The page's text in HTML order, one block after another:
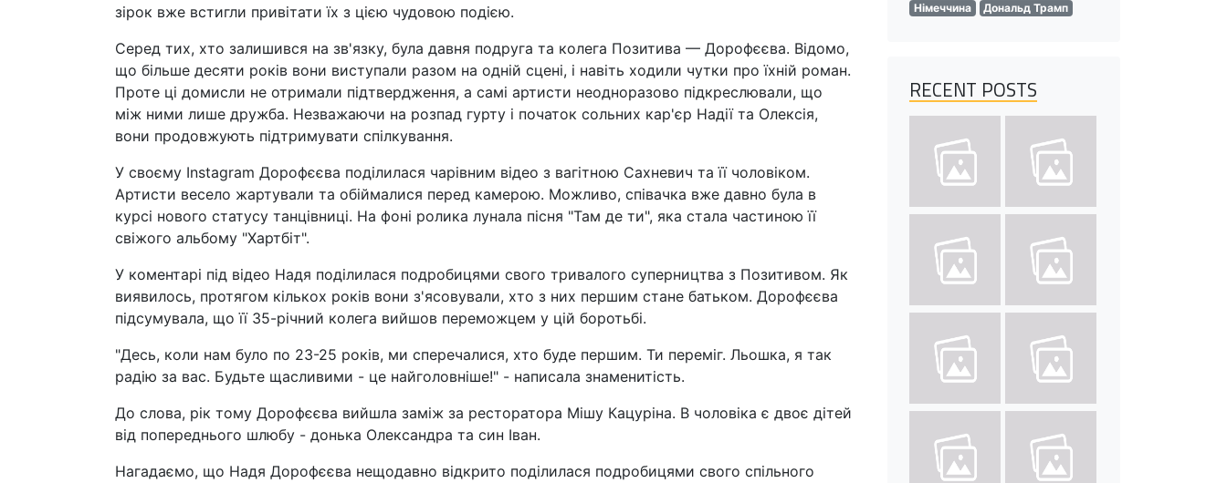
зірок вже встигли привітати їх з цією чудовою подією.
Серед тих, хто залишився на зв'язку, була давня подруга та колега Позитива — Дорофєєва. Відомо,
що більше десяти років вони виступали разом на одній сцені, і навіть ходили чутки про їхній роман.
Проте ці домисли не отримали підтвердження, а самі артисти неодноразово підкреслювали, що
між ними лише дружба. Незважаючи на розпад гурту і початок сольних кар'єр Надії та Олексія,
вони продовжують підтримувати спілкування.
У своєму Instagram Дорофєєва поділилася чарівним відео з вагітною Сахневич та її чоловіком.
Артисти весело жартували та обіймалися перед камерою. Можливо, співачка вже давно була в
курсі нового статусу танцівниці. На фоні ролика лунала пісня "Там де ти", яка стала частиною її
свіжого альбому "Хартбіт".
У коментарі під відео Надя поділилася подробицями свого тривалого суперництва з Позитивом. Як
виявилось, протягом кількох років вони з'ясовували, хто з них першим стане батьком. Дорофєєва
підсумувала, що її 35-річний колега вийшов переможцем у цій боротьбі.
"Десь, коли нам було по 23-25 років, ми сперечалися, хто буде першим. Ти переміг. Льошка, я так
радію за вас. Будьте щасливими - це найголовніше!" - написала знаменитість.
До слова, рік тому Дорофєєва вийшла заміж за ресторатора Мішу Кацуріна. В чоловіка є двоє дітей
від попереднього шлюбу - донька Олександра та син Іван.
Нагадаємо, що Надя Дорофєєва нещодавно відкрито поділилася подробицями свого спільного
Німеччина
Дональд Трамп
RECENT POSTS